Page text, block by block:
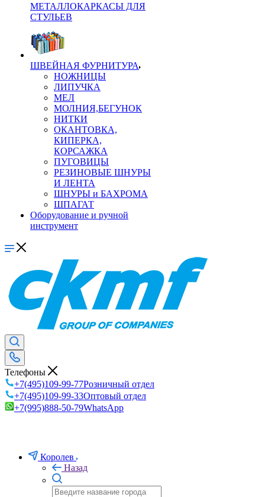
МЕТАЛЛОКАРКАСЫ ДЛЯ
СТУЛЬЕВ
ШВЕЙНАЯ ФУРНИТУРА
НОЖНИЦЫ
ЛИПУЧКА
МЕЛ
МОЛНИЯ,БЕГУНОК
НИТКИ
ОКАНТОВКА,
КИПЕРКА,
КОРСАЖКА
ПУГОВИЦЫ
РЕЗИНОВЫЕ ШНУРЫ
И ЛЕНТА
ШНУРЫ и БАХРОМА
ШПАГАТ
Оборудование и ручной
инструмент
Телефоны
+7(495)109-99-77Розничный отдел
+7(495)109-99-33Оптовый отдел
+7(995)888-50-79WhatsApp
Королев
Назад